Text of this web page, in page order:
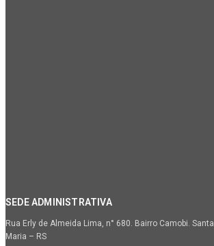
SEDE ADMINISTRATIVA
Rua Erly de Almeida Lima, n° 680. Bairro Camobi. Santa
Maria – RS